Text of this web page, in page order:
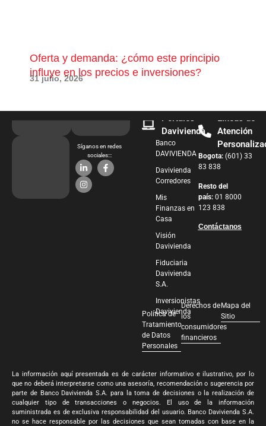
Oferta y demanda: ¿cómo este principio
influye en los precios e inversiones?
31 julio, 2026
Síganos en redes
sociales:::
Portales
Davivienda
Banco
DAVIVIENDA
Davivienda
Corredores
Mis
Finanzas en
Casa
Visión
Davivienda
Fiduciaria
Davivienda
S.A.
Inversionistas
Davivienda
Líneas de
Atención
Bogota: (601) 33
83 838
Resto del
país: 01 8000
123 838
Contáctanos
Política de
Tratamiento
de Datos
Personales
Derechos de
los
consumidores
financieros
Mapa del
Sitio
La información aquí presentada es de carácter informativo e ilustrativo, por lo
que no deberá interpretarse como una asesoría, recomendación o sugerencia por
parte de Banco Davivienda S.A. para la toma de decisiones o la realización de
cualquier tipo de transacciones o negocios. El uso de la información
suministrada es de exclusiva responsabilidad del usuario. Banco Davivienda S.A.
no se hace responsable por las decisiones que sean tomadas con base en la